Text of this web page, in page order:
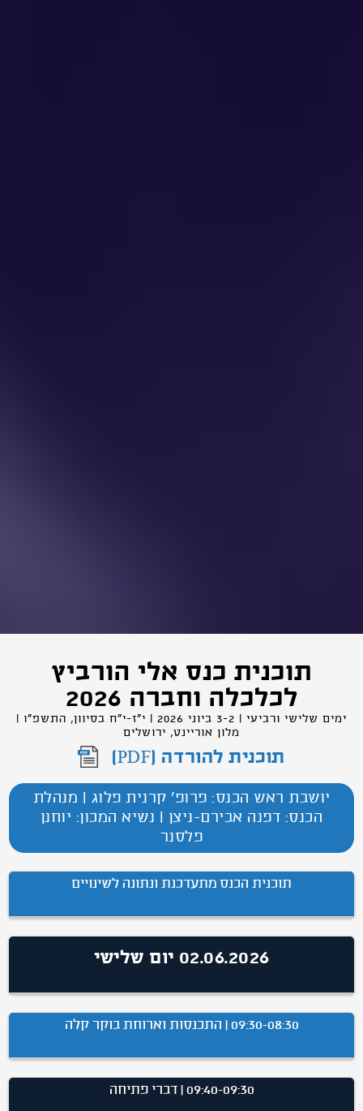
תוכנית כנס אלי הורביץ
לכלכלה וחברה 2026
ימים שלישי ורביעי | 3-2 ביוני 2026 | י"ז-י"ח בסיוון, התשפ"ו |
מלון אוריינט, ירושלים
תוכנית להורדה (PDF)
יושבת ראש הכנס: פרופ' קרנית פלוג | מנהלת
הכנס: דפנה אבירם-ניצן | נשיא המכון: יוחנן
פלסנר
תוכנית הכנס מתעדכנת ונתונה לשינויים
02.06.2026 יום שלישי
09:30-08:30 | התכנסות וארוחת בוקר קלה
09:40-09:30 | דברי פתיחה